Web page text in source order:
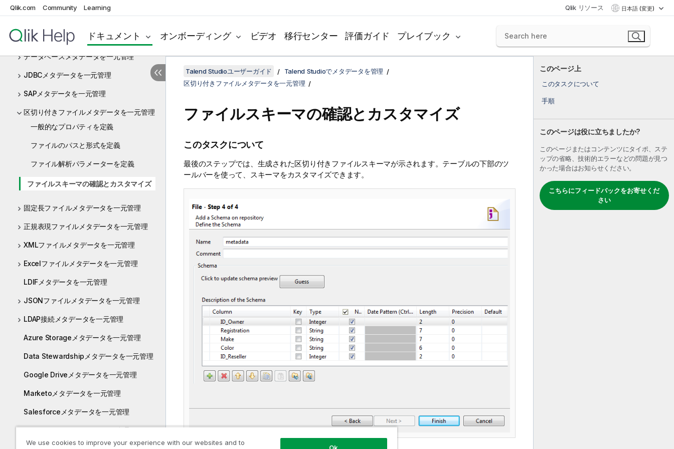
Qlik.com Community Learning Qlik リソース 日本語 (変更)
ドキュメント オンボーディング ビデオ 移行センター 評価ガイド プレイブック
MDM (非推奨)
目的
データベースメタデータを一元管理
JDBCメタデータを一元管理
SAPメタデータを一元管理
区切り付きファイルメタデータを一元管理
一般的なプロパティを定義
ファイルのパスと形式を定義
ファイル解析パラメーターを定義
ファイルスキーマの確認とカスタマイズ
固定長ファイルメタデータを一元管理
正規表現ファイルメタデータを一元管理
XMLファイルメタデータを一元管理
Excelファイルメタデータを一元管理
LDIFメタデータを一元管理
JSONファイルメタデータを一元管理
LDAP接続メタデータを一元管理
Azure Storageメタデータを一元管理
Data Stewardshipメタデータを一元管理
Google Driveメタデータを一元管理
Marketoメタデータを一元管理
Salesforceメタデータを一元管理
Snowflakeメタデータを一元管理
このページ上
このタスクについて
手順
このページは役に立ちましたか?
このページまたはコンテンツにタイポ、ステ
ップの省略、技術的エラーなどの問題が見つ
かった場合はお知らせください。
こちらにフィードバックをお寄せくだ
さい
Talend Studioユーザーガイド
Talend Studioでメタデータを管理
区切り付きファイルメタデータを一元管理
ファイルスキーマの確認とカスタマイズ
このタスクについて
最後のステップでは、生成された区切り付きファイルスキーマが示されます。テーブルの下部のツ
ールバーを使って、スキーマをカスタマイズできます。
We use cookies to improve your experience with our websites and to